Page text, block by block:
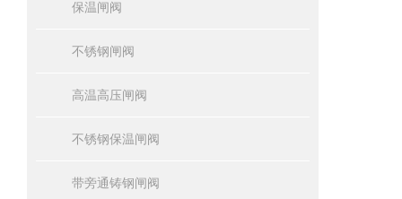
保温闸阀
不锈钢闸阀
高温高压闸阀
不锈钢保温闸阀
带旁通铸钢闸阀